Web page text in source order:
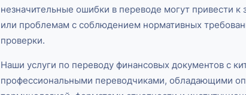
незначительные ошибки в переводе могут привести
или проблемам с соблюдением нормативных
проверки.
Наши услуги по переводу финансовых документов с
профессиональными переводчиками, обладающими